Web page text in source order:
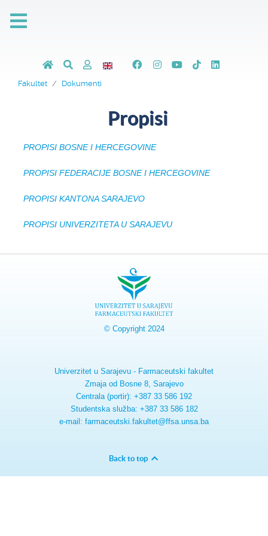
Fakultet Dokumenti
Propisi
PROPISI BOSNE I HERCEGOVINE
PROPISI FEDERACIJE BOSNE I HERCEGOVINE
PROPISI KANTONA SARAJEVO
PROPISI UNIVERZITETA U SARAJEVU
© Copyright 2024
Univerzitet u Sarajevu - Farmaceutski fakultet
Zmaja od Bosne 8, Sarajevo
Centrala (portir): +387 33 586 192
Studentska služba: +387 33 586 182
e-mail: farmaceutski.fakultet@ffsa.unsa.ba
Back to top